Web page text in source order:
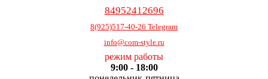
84952412696
8(925)517-40-26 Telegram
info@com-style.ru
режим работы
9:00 - 18:00